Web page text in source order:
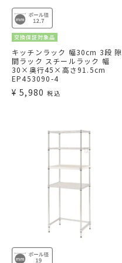
交換保証対象品
キッチンラック 幅30cm 3段 隙
間ラック スチールラック 幅
30×奥行45×高さ91.5cm
EP453090-4
¥ 5,980 税込